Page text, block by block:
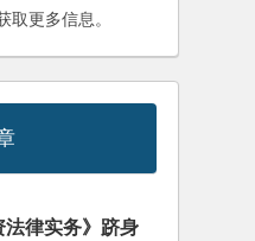
取更多信息。
法律实务》跻身